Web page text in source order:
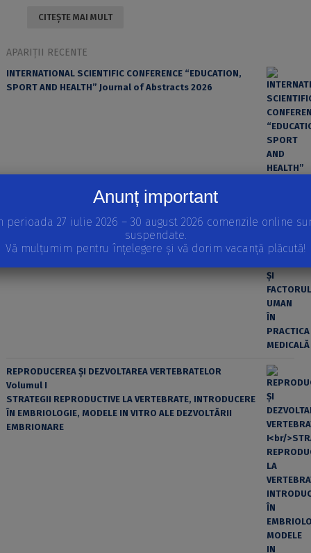
CITEȘTE MAI MULT
APARIȚII RECENTE
INTERNATIONAL SCIENTIFIC CONFERENCE “EDUCATION,
SPORT AND HEALTH” Journal of Abstracts 2026
EROAREA ȘI FACTORUL UMAN ÎN PRACTICA MEDICALĂ
REPRODUCEREA ȘI DEZVOLTAREA VERTEBRATELOR
Volumul I
STRATEGII REPRODUCTIVE LA VERTEBRATE, INTRODUCERE
ÎN EMBRIOLOGIE, MODELE IN VITRO ALE DEZVOLTĂRII
EMBRIONARE
Anunț important
perioada 27 iulie 2026 – 30 august 2026 comenzile online
suspendate.
Vă mulțumim pentru înțelegere și vă dorim vacanță plăcută!